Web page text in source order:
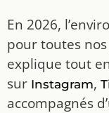
En 2026,
pour toutes
explique tout
sur Instagram,
accompagnés